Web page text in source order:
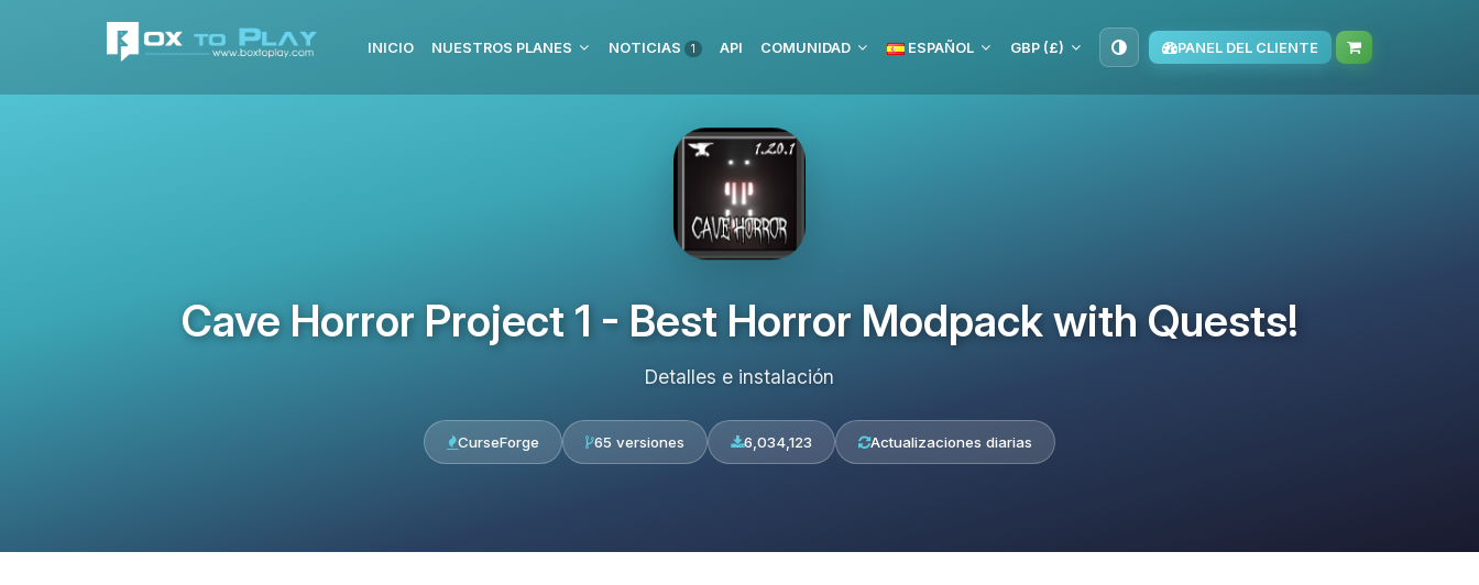
INICIO NUESTROS PLANES NOTICIAS 1 API COMUNIDAD ESPAÑOL GBP (£) PANEL DEL CLIENTE
Cave Horror Project 1 - Best Horror Modpack with Quests!
Detalles e instalación
CurseForge 65 versiones 6,034,123 Actualizaciones diarias